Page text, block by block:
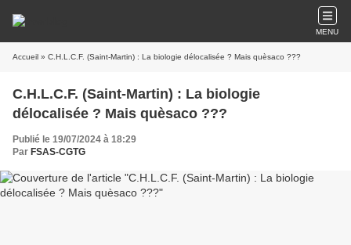
MENU
Accueil » C.H.L.C.F. (Saint-Martin) : La biologie délocalisée ? Mais quèsaco ???
C.H.L.C.F. (Saint-Martin) : La biologie
délocalisée ? Mais quèsaco ???
Publié le 19/07/2024 à 18:29
Par FSAS-CGTG